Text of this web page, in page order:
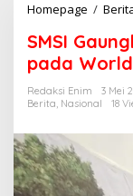
Homepage /
SMSI
pada
Redaksi Enim
3 Mei
Berita, Nasional 18